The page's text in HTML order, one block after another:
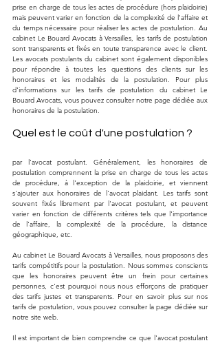
prise en charge de tous les actes de procédure (hors plaidoirie)
mais peuvent varier en fonction de la complexité de l'affaire et
du temps nécessaire pour réaliser les actes de postulation. Au
cabinet Le Bouard Avocats à Versailles, les tarifs de postulation
sont transparents et fixés en toute transparence avec le client.
Les avocats postulants du cabinet sont également disponibles
pour répondre à toutes les questions des clients sur les
honoraires et les modalités de la postulation. Pour plus
d'informations sur les tarifs de postulation du cabinet Le
Bouard Avocats, vous pouvez consulter notre page dédiée aux
honoraires de la postulation.
Quel est le coût d'une postulation ?
par l'avocat postulant. Généralement, les honoraires de
postulation comprennent la prise en charge de tous les actes
de procédure, à l'exception de la plaidoirie, et viennent
s'ajouter aux honoraires de l'avocat plaidant. Les tarifs sont
souvent fixés librement par l'avocat postulant, et peuvent
varier en fonction de différents critères tels que l'importance
de l'affaire, la complexité de la procédure, la distance
géographique, etc.
Au cabinet Le Bouard Avocats à Versailles, nous proposons des
tarifs compétitifs pour la postulation. Nous sommes conscients
que les honoraires peuvent être un frein pour certaines
personnes, c'est pourquoi nous nous efforçons de pratiquer
des tarifs justes et transparents. Pour en savoir plus sur nos
tarifs de postulation, vous pouvez consulter la page dédiée sur
notre site web.
Il est important de bien comprendre ce que l'avocat postulant